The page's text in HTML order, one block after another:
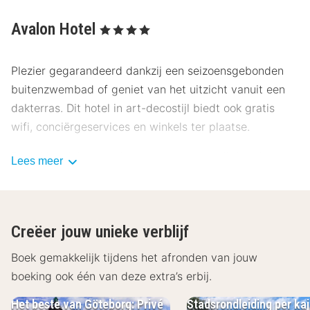
Avalon Hotel , 4 Sterren
Plezier gegarandeerd dankzij een seizoensgebonden
buitenzwembad of geniet van het uitzicht vanuit een
dakterras. Dit hotel in art-decostijl biedt ook gratis
wifi, conciërgeservices en winkels ter plaatse.
Bestel iets lekkers in het restaurant van dit hotel, waar
De volgende voorzieningen zijn op kerstavond en op
nieuwjaarsdag gesloten: De bar/loungeÉén of
meerdere eetgelegenheden De volgende voorzieningen
zijn gesloten op zondag:
Lees meer
Creëer jouw unieke verblijf
Boek gemakkelijk tijdens het afronden van jouw
boeking ook één van deze extra’s erbij.
Het beste van Göteborg: Privé
Stadsrondleiding per